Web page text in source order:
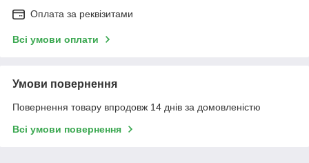
Оплата за реквізитами
Всі умови оплати
Умови повернення
Повернення товару впродовж 14 днів за домовленістю
Всі умови повернення